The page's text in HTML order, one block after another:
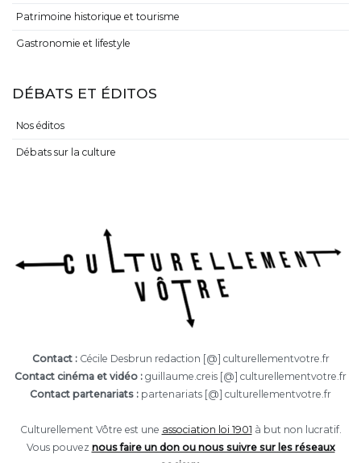
Patrimoine historique et tourisme
Gastronomie et lifestyle
DÉBATS ET ÉDITOS
Nos éditos
Débats sur la culture
Contact :Cécile Desbrun redaction [@] culturellementvotre.fr
Contact cinéma et vidéo : guillaume.creis [@] culturellementvotre.fr
Contact partenariats : partenariats [@] culturellementvotre.fr
Culturellement Vôtre est une association loi 1901 à but non lucratif.
Vous pouvez nous faire un don ou nous suivre sur les réseaux